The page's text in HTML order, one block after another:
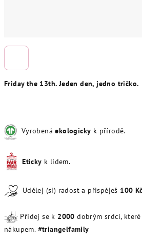
Friday the 13th. Jeden den, jedno tričko.
Vyrobenáekologicky k přírodě.
Eticky k lidem.
Udělej (si) radost a přispěješ 100 Kč
Přidej se k 2000dobrým srdcí,
nákupem. #triangelfamily